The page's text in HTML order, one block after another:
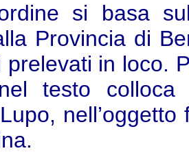
si basa
Provincia di
prelevati in loco.
testo